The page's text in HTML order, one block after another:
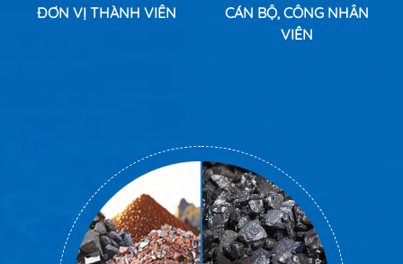
ĐƠN VỊ THÀNH VIÊN
CÁN BỘ, CÔNG NHÂN
VIÊN